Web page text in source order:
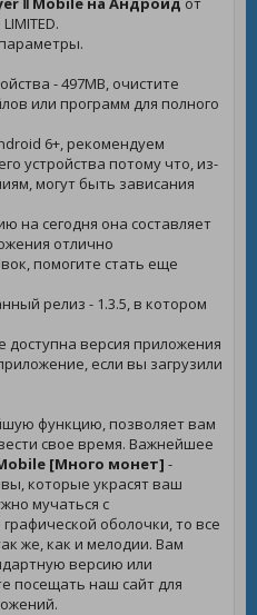
- 497MB, очистите
или программ для полного
6+, рекомендуем
устройства потому что, из-
могут быть зависания
на сегодня она составляет
отлично
помогите стать еще
релиз - 1.3.5, в котором
доступна версия приложения
если вы загрузили
функцию, позволяет вам
свое время. Важнейшее
[Много монет] -
которые украсят ваш
мучаться с
оболочки, то все
же, как и мелодии. Вам
версию или
посещать наш сайт для